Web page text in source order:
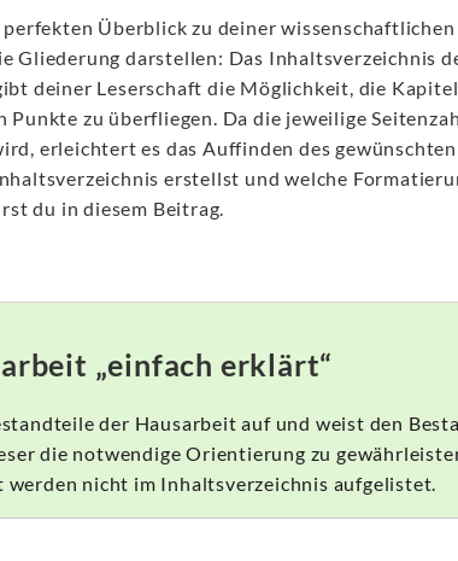
perfekten Überblick zu deiner
Gliederung darstellen: Das Inhaltsverzeichnis
deiner Leserschaft die Möglichkeit, die
Punkte zu überfliegen. Da die jeweilige
erleichtert es das Auffinden des
erstellst und welche
du in diesem Beitrag.
„einfach erklärt“
der Hausarbeit auf und weist den
die notwendige Orientierung zu
nicht im Inhaltsverzeichnis aufgelistet.